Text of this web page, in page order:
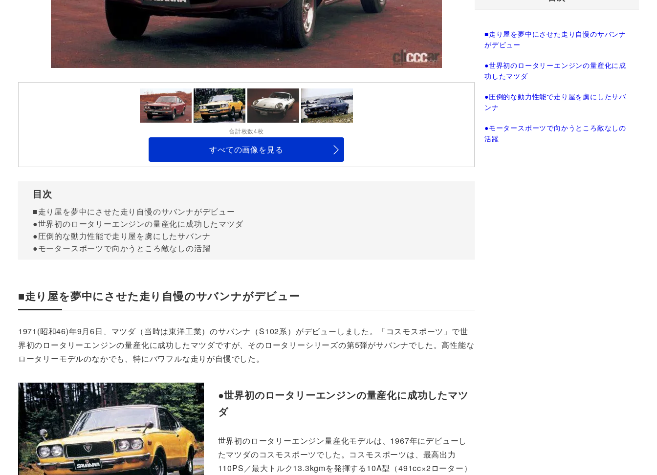
合計枚数4枚
すべての画像を見る
目次
■走り屋を夢中にさせた走り自慢のサバンナがデビュー
●世界初のロータリーエンジンの量産化に成功したマツダ
●圧倒的な動力性能で走り屋を虜にしたサバンナ
●モータースポーツで向かうところ敵なしの活躍
■走り屋を夢中にさせた走り自慢のサバンナがデビュー
1971(昭和46)年9月6日、マツダ（当時は東洋工業）のサバンナ（S102系）がデビューしました。「コスモスポーツ」で世
界初のロータリーエンジンの量産化に成功したマツダですが、そのロータリーシリーズの第5弾がサバンナでした。高性能な
ロータリーモデルのなかでも、特にパワフルな走りが自慢でした。
●世界初のロータリーエンジンの量産化に成功したマツ
ダ
世界初のロータリーエンジン量産化モデルは、1967年にデビューし
たマツダのコスモスポーツでした。コスモスポーツは、最高出力
110PS／最大トルク13.3kgmを発揮する10A型（491cc×2ローター）
■走り屋を夢中にさせた走り自慢のサバンナ
がデビュー
●世界初のロータリーエンジンの量産化に成
功したマツダ
●圧倒的な動力性能で走り屋を虜にしたサバ
ンナ
●モータースポーツで向かうところ敵なしの
活躍